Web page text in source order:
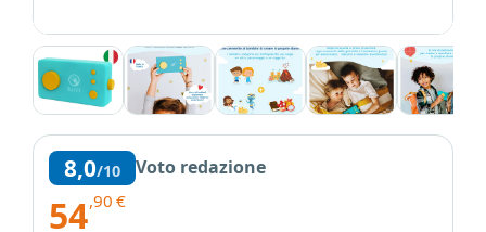
8,0/10 Voto redazione
54,90 €